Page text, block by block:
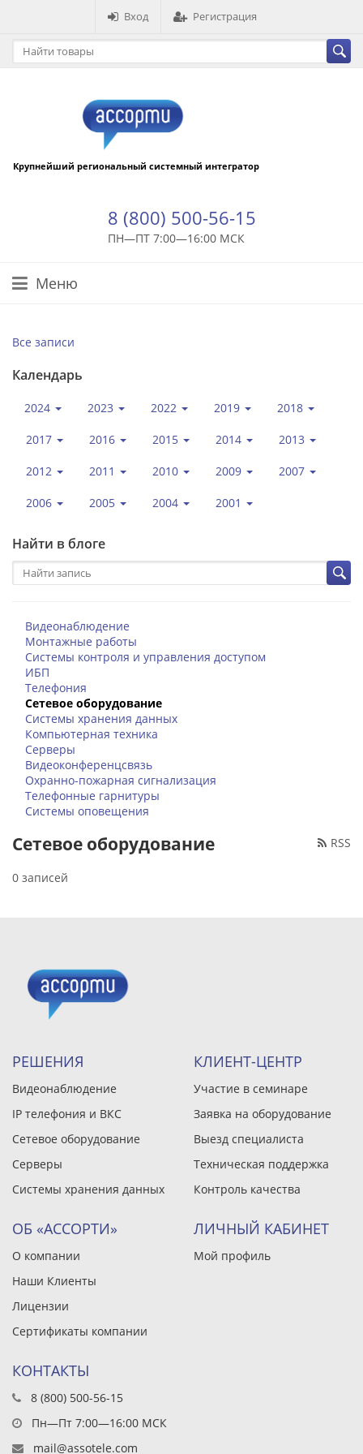
Вход Регистрация
Крупнейший региональный системный интегратор
8 (800) 500-56-15
ПН—ПТ 7:00—16:00 МСК
Меню
Все записи
Календарь
2024 2023 2022 2019 2018
2017 2016 2015 2014 2013
2012 2011 2010 2009 2007
2006 2005 2004 2001
Найти в блоге
Видеонаблюдение
Монтажные работы
Системы контроля и управления доступом
ИБП
Телефония
Сетевое оборудование
Системы хранения данных
Компьютерная техника
Серверы
Видеоконференцсвязь
Охранно-пожарная сигнализация
Телефонные гарнитуры
Системы оповещения
RSS
Сетевое оборудование
0 записей
РЕШЕНИЯ
Видеонаблюдение
IP телефония и ВКС
Сетевое оборудование
Серверы
Системы хранения данных
КЛИЕНТ-ЦЕНТР
Участие в семинаре
Заявка на оборудование
Выезд специалиста
Техническая поддержка
Контроль качества
ОБ «АССОРТИ»
О компании
Наши Клиенты
Лицензии
Сертификаты компании
ЛИЧНЫЙ КАБИНЕТ
Мой профиль
КОНТАКТЫ
8 (800) 500-56-15
Пн—Пт 7:00—16:00 МСК
mail@assotele.com